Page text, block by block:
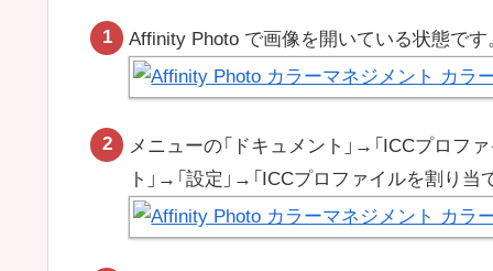
Affinity Photo で画像を開いている状態です
メニューの「ドキュメント」→「ICCプロフ
ト」→「設定」→「ICCプロファイルを割り当て